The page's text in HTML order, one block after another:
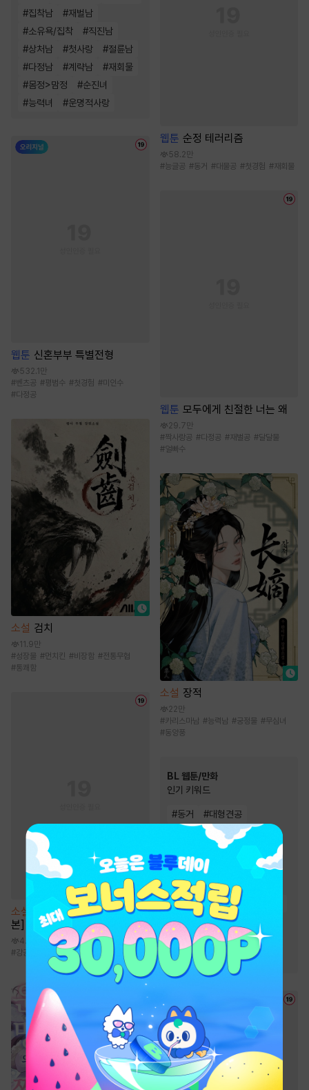
#집착남 #재벌남
#소유욕/집착 #직진남
#상처남 #첫사랑 #절륜남
#다정남 #계략남 #재회물
#몸정>맘정 #순진녀
#능력녀 #운명적사랑
웹툰 신혼부부 특별전형
532.1만
#벤츠공 #평범수 #첫경험 #미인수
#다정공
소설 검치
11.9만
#성장물 #먼치킨 #비장함 #전통무협
#통쾌함
소설
[BL] 알파 프라이드 [단행
본]
4.1만
#강공 미인수 재벌수 # 삽질물 # 무심공
웹툰 순정 테러리즘
58.2만
#능글공 #동거 #대물공 #첫경험 #재회물
웹툰 모두에게 친절한 너는 왜
29.7만
#짝사랑공 #다정공 #재벌공 #달달물
#얼빠수
소설 장적
22만
#카리스마남 #능력남 #궁정물 #무심녀
#동양풍
BL 웹툰/만화
인기 키워드
#동거 #대형견공
하드코어 #미남공
연하공
#절륜공
친구>연인
#다정공 #미인수
#능글공 #고수위
#다정수 #상처수
#츤데레수 #연상수
#짝사랑